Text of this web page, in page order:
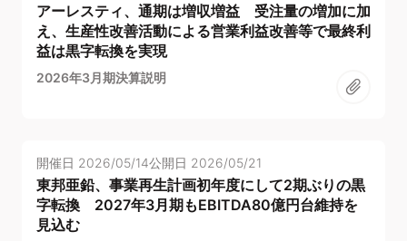
アーレスティ、通期は増収増益 受注量の増加に加
え、生産性改善活動による営業利益改善等で最終利
益は黒字転換を実現
2026年3月期決算説明
開催日 2026/05/14公開日 2026/05/21
東邦亜鉛、事業再生計画初年度にして2期ぶりの黒
字転換 2027年3月期もEBITDA80億円台維持を
見込む